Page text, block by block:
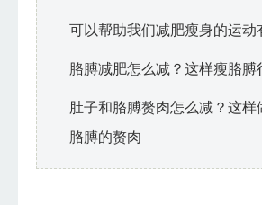
可以帮助我们减肥瘦身的运动
胳膊减肥怎么减？这样瘦胳膊
肚子和胳膊赘肉怎么减？这样
胳膊的赘肉